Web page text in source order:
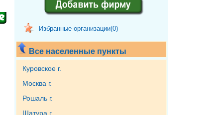
Избранные организации(0)
Все населенные пункты
Куровское г.
Москва г.
Рошаль г.
Шатура г.